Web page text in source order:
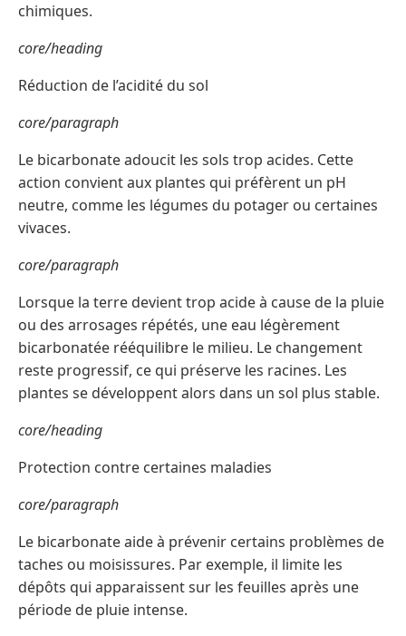
chimiques.
core/heading
Réduction de l’acidité du sol
core/paragraph
Le bicarbonate adoucit les sols trop acides. Cette
action convient aux plantes qui préfèrent un pH
neutre, comme les légumes du potager ou certaines
vivaces.
core/paragraph
Lorsque la terre devient trop acide à cause de la pluie
ou des arrosages répétés, une eau légèrement
bicarbonatée rééquilibre le milieu. Le changement
reste progressif, ce qui préserve les racines. Les
plantes se développent alors dans un sol plus stable.
core/heading
Protection contre certaines maladies
core/paragraph
Le bicarbonate aide à prévenir certains problèmes de
taches ou moisissures. Par exemple, il limite les
dépôts qui apparaissent sur les feuilles après une
période de pluie intense.